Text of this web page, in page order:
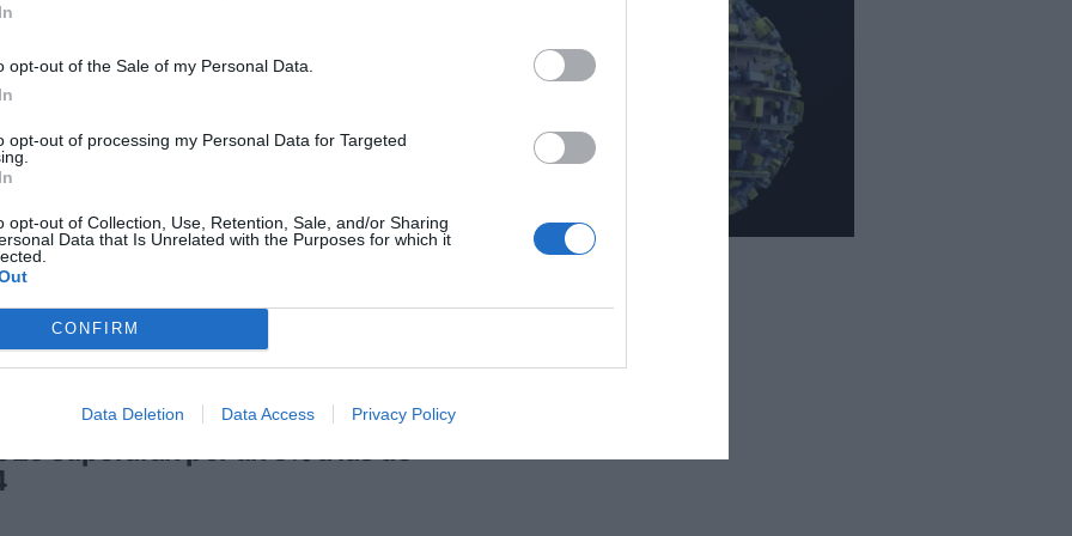
opt-out of the Sale of my Personal Data.
opt-out of processing my Personal Data for Targeted
opt-out of Collection, Use, Retention, Sale, and/or Sharing
Data that Is Unrelated with the Purposes for which it
CONFIRM
Data Deletion Data Access Privacy Policy
de cosmética
a punto de superar a las
Y SECTOR
ventas de perfumería y cosmética